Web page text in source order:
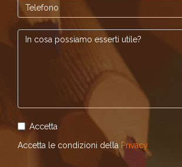
Accetta
Accetta le condizioni della Privacy